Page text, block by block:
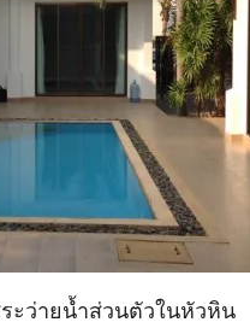
ะว่ายน้ำส่วนตัวในหัวหิน